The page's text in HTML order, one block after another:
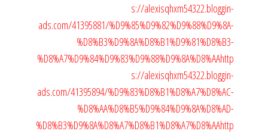
s://alexisqhxm54322.bloggin-
ads.com/41395881/%D9%85%D9%82%D9%88%D9%8A-
%D8%B3%D9%8A%D8%B1%D9%81%D8%B3-
%D8%A7%D9%84%D9%83%D9%88%D9%8A%D8%AAhttp
s://alexisqhxm54322.bloggin-
ads.com/41395894/%D9%83%D8%B1%D8%A7%D8%AC-
%D8%AA%D8%B5%D9%84%D9%8A%D8%AD-
%D8%B3%D9%8A%D8%A7%D8%B1%D8%A7%D8%AAhttp